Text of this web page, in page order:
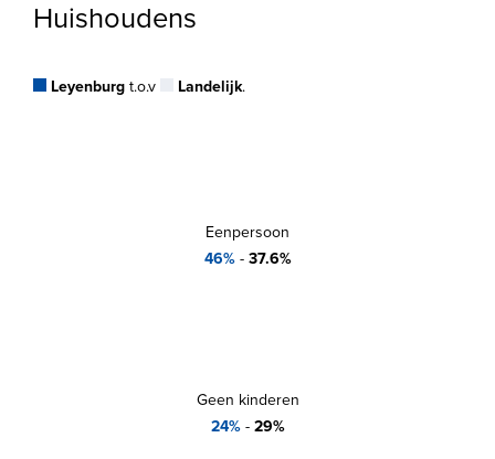
Huishoudens
Leyenburg t.o.v Landelijk.
Eenpersoon
46%- 37.6%
Geen kinderen
24%- 29%